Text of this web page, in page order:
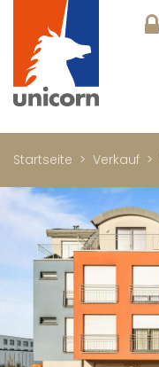
Startseite Verkauf